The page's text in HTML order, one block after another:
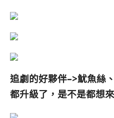
追劇的好夥伴–>魷魚絲
都升級了，是不是都想